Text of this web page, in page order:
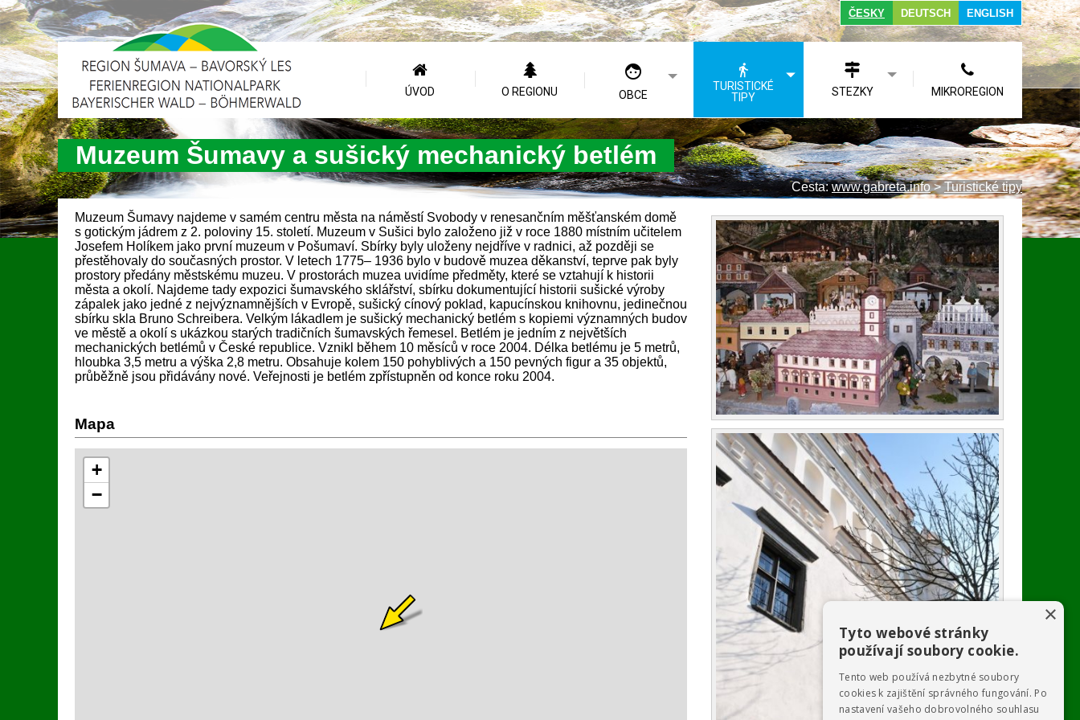
ÚVOD O REGIONU OBCE
TURISTICKÉ
TIPY
STEZKY MIKROREGION
ČESKY DEUTSCH ENGLISH
Muzeum Šumavy a sušický mechanický betlém
Cesta:www.gabreta.info>Turistické tipy
Muzeum Šumavy najdeme v samém centru města na náměstí Svobody v renesančním měšťanském domě
s gotickým jádrem z 2. poloviny 15. století. Muzeum v Sušici bylo založeno již v roce 1880 místním učitelem
Josefem Holíkem jako první muzeum v Pošumaví. Sbírky byly uloženy nejdříve v radnici, až později se
přestěhovaly do současných prostor. V letech 1775– 1936 bylo v budově muzea děkanství, teprve pak byly
prostory předány městskému muzeu. V prostorách muzea uvidíme předměty, které se vztahují k historii
města a okolí. Najdeme tady expozici šumavského sklářství, sbírku dokumentující historii sušické výroby
zápalek jako jedné z nejvýznamnějších v Evropě, sušický cínový poklad, kapucínskou knihovnu, jedinečnou
sbírku skla Bruno Schreibera. Velkým lákadlem je sušický mechanický betlém s kopiemi významných budov
ve městě a okolí s ukázkou starých tradičních šumavských řemesel. Betlém je jedním z největších
mechanických betlémů v České republice. Vznikl během 10 měsíců v roce 2004. Délka betlému je 5 metrů,
hloubka 3,5 metru a výška 2,8 metru. Obsahuje kolem 150 pohyblivých a 150 pevných figur a 35 objektů,
průběžně jsou přidávány nové. Veřejnosti je betlém zpřístupněn od konce roku 2004.
Mapa
×
Tyto webové stránky
používají soubory cookie.
Tento web používá nezbytné soubory
cookies k zajištění správného fungování. Po
nastavení vašeho dobrovolného souhlasu